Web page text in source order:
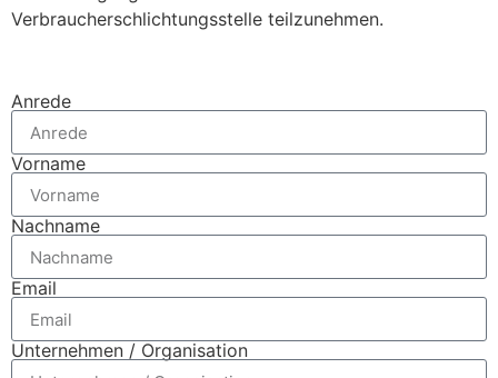
Verbraucherschlichtungsstelle teilzunehmen.
Anrede
Vorname
Nachname
Email
Unternehmen / Organisation